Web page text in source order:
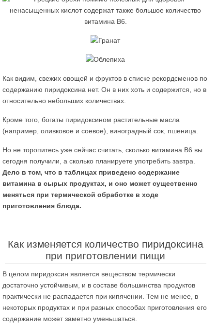
Как видим, свежих овощей и фруктов в списке рекордсменов по
содержанию пиридоксина нет. Он в них хоть и содержится, но в
относительно небольших количествах.
Кроме того, богаты пиридоксином растительные масла
(например, оливковое и соевое), виноградный сок, пшеница.
Но не торопитесь уже сейчас считать, сколько витамина В6 вы
сегодня получили, а сколько планируете употребить завтра.
Дело в том, что в таблицах приведено содержание
витамина в сырых продуктах, и оно может существенно
меняться при термической обработке в ходе
приготовления блюда.
Как изменяется количество пиридоксина
при приготовлении пищи
В целом пиридоксин является веществом термически
достаточно устойчивым, и в составе большинства продуктов
практически не распадается при кипячении. Тем не менее, в
некоторых продуктах и при разных способах приготовления его
содержание может заметно уменьшаться.